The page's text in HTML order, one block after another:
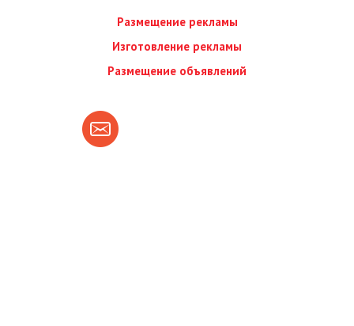
Размещение рекламы
Изготовление рекламы
Размещение объявлений